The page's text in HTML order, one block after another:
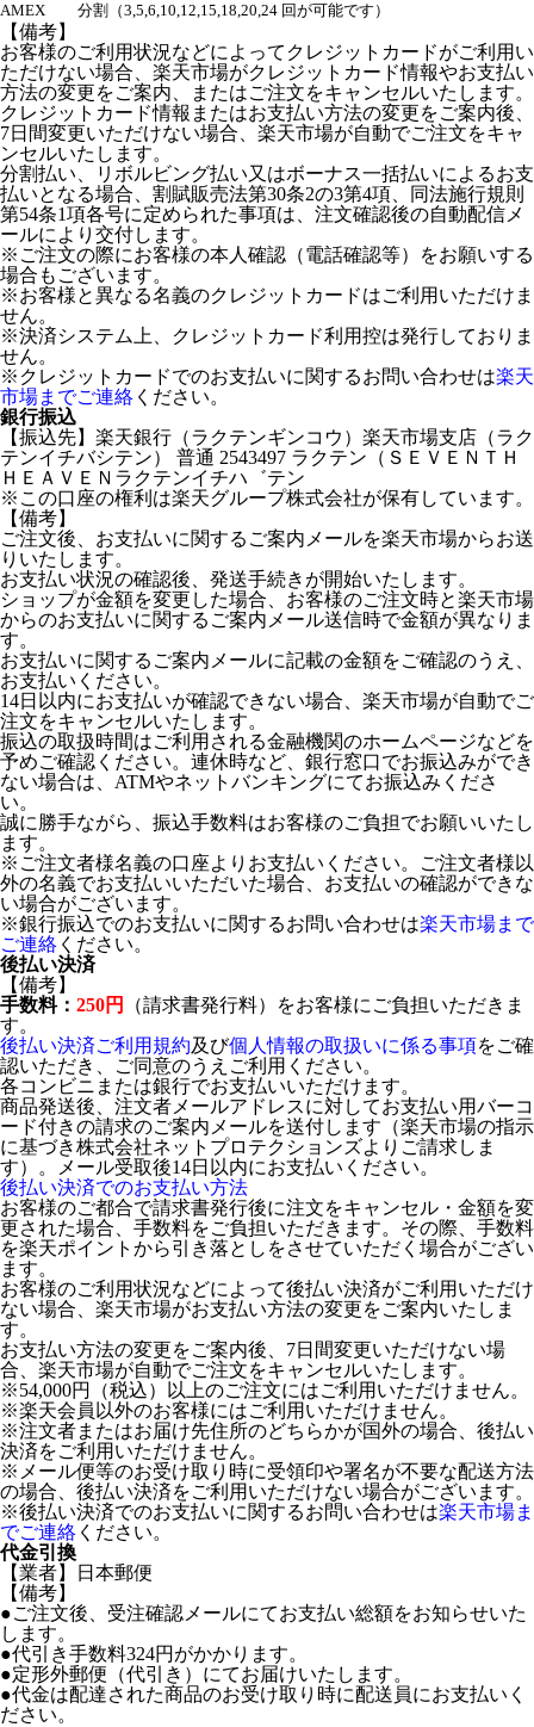
AMEX
分割（3,5,6,10,12,15,18,20,24 回が可能です）
【備考】
お客様のご利用状況などによってクレジットカードがご利用い
ただけない場合、楽天市場がクレジットカード情報やお支払い
方法の変更をご案内、またはご注文をキャンセルいたします。
クレジットカード情報またはお支払い方法の変更をご案内後、
7日間変更いただけない場合、楽天市場が自動でご注文をキャ
ンセルいたします。
分割払い、リボルビング払い又はボーナス一括払いによるお支
払いとなる場合、割賦販売法第30条2の3第4項、同法施行規則
第54条1項各号に定められた事項は、注文確認後の自動配信メ
ールにより交付します。
※ご注文の際にお客様の本人確認（電話確認等）をお願いする
場合もございます。
※お客様と異なる名義のクレジットカードはご利用いただけま
せん。
※決済システム上、クレジットカード利用控は発行しておりま
せん。
※クレジットカードでのお支払いに関するお問い合わせは楽天
市場までご連絡 ください。
銀行振込
【振込先】楽天銀行（ラクテンギンコウ）楽天市場支店（ラク
テンイチバシテン） 普通 2543497 ラクテン（ＳＥＶＥＮＴＨ
ＨＥＡＶＥＮラクテンイチハ゛テン
※この口座の権利は楽天グループ株式会社が保有しています。
【備考】
ご注文後、お支払いに関するご案内メールを楽天市場からお送
りいたします。
お支払い状況の確認後、発送手続きが開始いたします。
ショップが金額を変更した場合、お客様のご注文時と楽天市場
からのお支払いに関するご案内メール送信時で金額が異なりま
す。
お支払いに関するご案内メールに記載の金額をご確認のうえ、
お支払いください。
14日以内にお支払いが確認できない場合、楽天市場が自動でご
注文をキャンセルいたします。
振込の取扱時間はご利用される金融機関のホームページなどを
予めご確認ください。連休時など、銀行窓口でお振込みができ
ない場合は、ATMやネットバンキングにてお振込みくださ
い。
誠に勝手ながら、振込手数料はお客様のご負担でお願いいたし
ます。
※ご注文者様名義の口座よりお支払いください。ご注文者様以
外の名義でお支払いいただいた場合、お支払いの確認ができな
い場合がございます。
※銀行振込でのお支払いに関するお問い合わせは楽天市場まで
ご連絡 ください。
後払い決済
【備考】
手数料： 250円
（請求書発行料）をお客様にご負担いただきま
す。
後払い決済ご利用規約及び個人情報の取扱いに係る事項をご確
認いただき、ご同意のうえご利用ください。
各コンビニまたは銀行でお支払いいただけます。
商品発送後、注文者メールアドレスに対してお支払い用バーコ
ード付きの請求のご案内メールを送付します（楽天市場の指示
に基づき株式会社ネットプロテクションズよりご請求しま
す）。メール受取後14日以内にお支払いください。
後払い決済でのお支払い方法
お客様のご都合で請求書発行後に注文をキャンセル・金額を変
更された場合、手数料をご負担いただきます。その際、手数料
を楽天ポイントから引き落としをさせていただく場合がござい
ます。
お客様のご利用状況などによって後払い決済がご利用いただけ
ない場合、楽天市場がお支払い方法の変更をご案内いたしま
す。
お支払い方法の変更をご案内後、7日間変更いただけない場
合、楽天市場が自動でご注文をキャンセルいたします。
※54,000円（税込）以上のご注文にはご利用いただけません。
※楽天会員以外のお客様にはご利用いただけません。
※注文者またはお届け先住所のどちらかが国外の場合、後払い
決済をご利用いただけません。
※メール便等のお受け取り時に受領印や署名が不要な配送方法
の場合、後払い決済をご利用いただけない場合がございます。
※後払い決済でのお支払いに関するお問い合わせは楽天市場ま
でご連絡 ください。
代金引換
【業者】日本郵便
【備考】
●ご注文後、受注確認メールにてお支払い総額をお知らせいた
します。
●代引き手数料324円がかかります。
●定形外郵便（代引き）にてお届けいたします。
●代金は配達された商品のお受け取り時に配送員にお支払いく
ださい。